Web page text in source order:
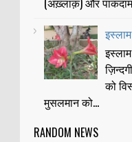
को
मुसलमान को...
RANDOM NEWS